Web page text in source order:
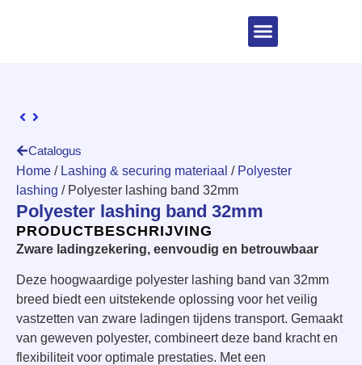
Catalogus
Home / Lashing & securing materiaal / Polyester
lashing / Polyester lashing band 32mm
Polyester lashing band 32mm
PRODUCTBESCHRIJVING
Zware ladingzekering, eenvoudig en betrouwbaar
Deze hoogwaardige polyester lashing band van 32mm
breed biedt een uitstekende oplossing voor het veilig
vastzetten van zware ladingen tijdens transport. Gemaakt
van geweven polyester, combineert deze band kracht en
flexibiliteit voor optimale prestaties. Met een